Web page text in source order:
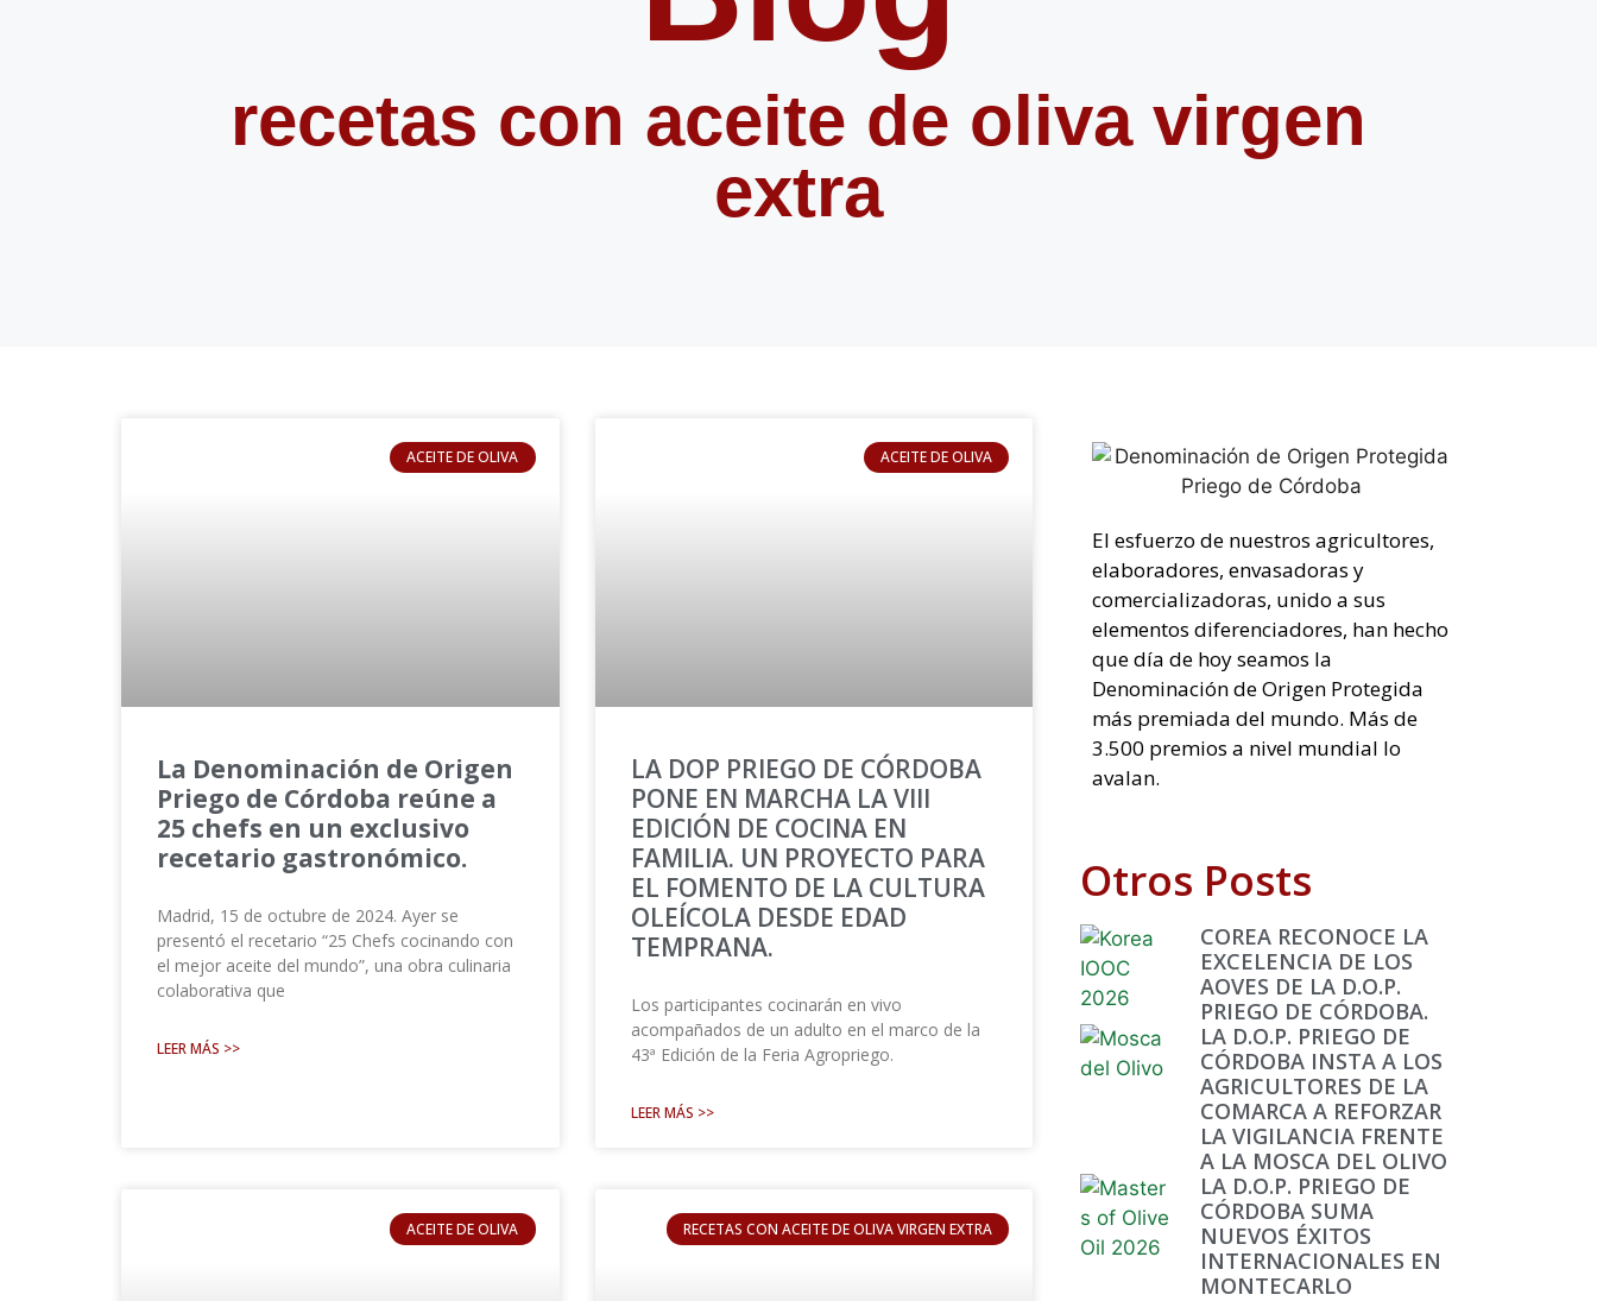
recetas con aceite de oliva virgen
extra
ACEITE DE OLIVA
La Denominación de Origen
Priego de Córdoba reúne a
25 chefs en un exclusivo
recetario gastronómico.
Madrid, 15 de octubre de 2024. Ayer se
presentó el recetario “25 Chefs cocinando con
el mejor aceite del mundo”, una obra culinaria
colaborativa que
LEER MÁS >>
ACEITE DE OLIVA
LA DOP PRIEGO DE CÓRDOBA
PONE EN MARCHA LA VIII
EDICIÓN DE COCINA EN
FAMILIA. UN PROYECTO PARA
EL FOMENTO DE LA CULTURA
OLEÍCOLA DESDE EDAD
TEMPRANA.
Los participantes cocinarán en vivo
acompañados de un adulto en el marco de la
43ª Edición de la Feria Agropriego.
LEER MÁS >>
ACEITE DE OLIVA RECETAS CON ACEITE DE OLIVA VIRGEN EXTRA
El esfuerzo de nuestros agricultores,
elaboradores, envasadoras y
comercializadoras, unido a sus
elementos diferenciadores, han hecho
que día de hoy seamos la
Denominación de Origen Protegida
más premiada del mundo. Más de
3.500 premios a nivel mundial lo
avalan.
Otros Posts
COREA RECONOCE LA
EXCELENCIA DE LOS
AOVES DE LA D.O.P.
PRIEGO DE CÓRDOBA.
LA D.O.P. PRIEGO DE
CÓRDOBA INSTA A LOS
AGRICULTORES DE LA
COMARCA A REFORZAR
LA VIGILANCIA FRENTE
A LA MOSCA DEL OLIVO
LA D.O.P. PRIEGO DE
CÓRDOBA SUMA
NUEVOS ÉXITOS
INTERNACIONALES EN
MONTECARLO